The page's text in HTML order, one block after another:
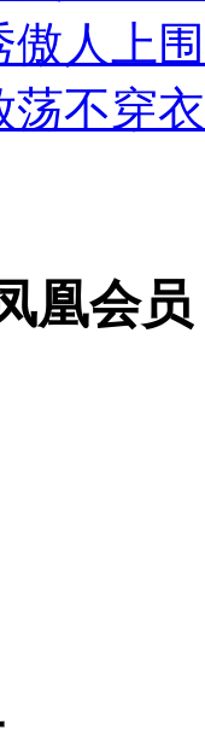
傲人上
荡不穿
凰会